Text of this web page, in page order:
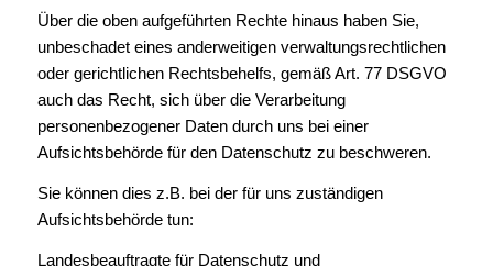
Über die oben aufgeführten Rechte hinaus haben Sie,
unbeschadet eines anderweitigen verwaltungsrechtlichen
oder gerichtlichen Rechtsbehelfs, gemäß Art. 77 DSGVO
auch das Recht, sich über die Verarbeitung
personenbezogener Daten durch uns bei einer
Aufsichtsbehörde für den Datenschutz zu beschweren.
Sie können dies z.B. bei der für uns zuständigen
Aufsichtsbehörde tun:
Landesbeauftragte für Datenschutz und